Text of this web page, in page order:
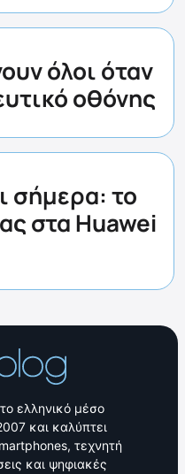
όλοι όταν
οθόνης
σήμερα: το
στα Huawei
ελληνικό μέσο
και καλύπτει
τεχνητή
και ψηφιακές